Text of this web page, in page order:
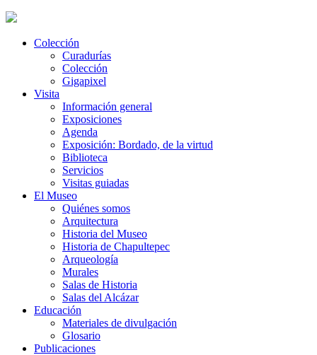
Colección
Curadurías
Colección
Gigapixel
Visita
Información general
Exposiciones
Agenda
Exposición: Bordado, de la virtud
Biblioteca
Servicios
Visitas guiadas
El Museo
Quiénes somos
Arquitectura
Historia del Museo
Historia de Chapultepec
Arqueología
Murales
Salas de Historia
Salas del Alcázar
Educación
Materiales de divulgación
Glosario
Publicaciones